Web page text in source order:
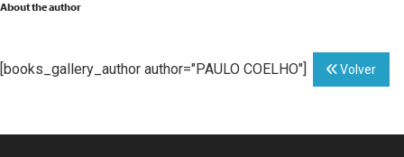
About the author
[books_gallery_author author="PAULO COELHO"] Volver